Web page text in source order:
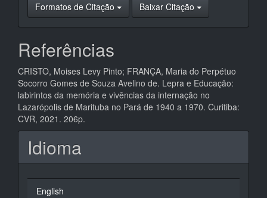
Formatos de Citação Baixar Citação
Referências
CRISTO, Moises Levy Pinto; FRANÇA, Maria do Perpétuo
Socorro Gomes de Souza Avelino de. Lepra e Educação:
labirintos da memória e vivências da internação no
Lazarópolis de Marituba no Pará de 1940 a 1970. Curitiba:
CVR, 2021. 206p.
Idioma
English